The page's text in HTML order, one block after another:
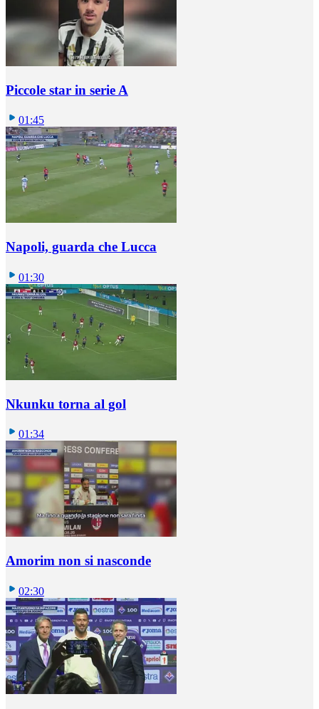
Piccole star in serie A
01:45
Napoli, guarda che Lucca
01:30
Nkunku torna al gol
01:34
Amorim non si nasconde
02:30